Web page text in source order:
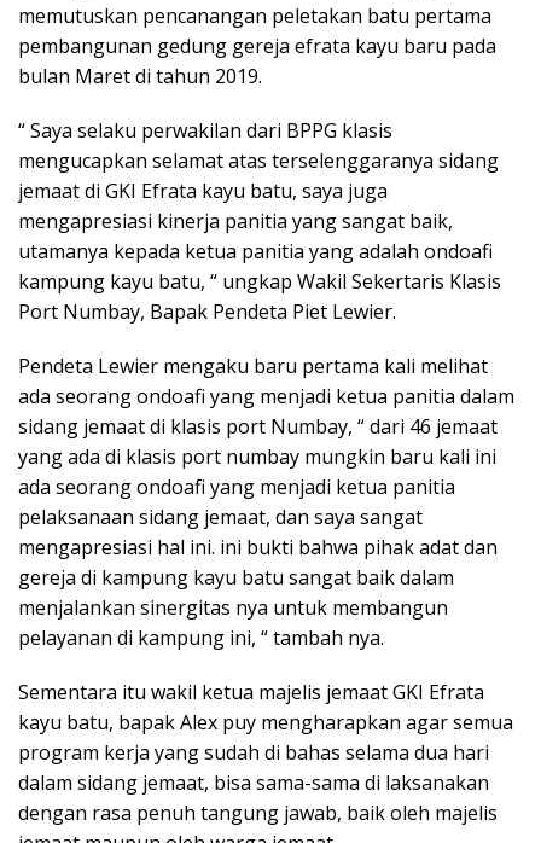
memutuskan pencanangan peletakan batu pertama
pembangunan gedung gereja efrata kayu baru pada
bulan Maret di tahun 2019.
“ Saya selaku perwakilan dari BPPG klasis
mengucapkan selamat atas terselenggaranya sidang
jemaat di GKI Efrata kayu batu, saya juga
mengapresiasi kinerja panitia yang sangat baik,
utamanya kepada ketua panitia yang adalah ondoafi
kampung kayu batu, “ ungkap Wakil Sekertaris Klasis
Port Numbay, Bapak Pendeta Piet Lewier.
Pendeta Lewier mengaku baru pertama kali melihat
ada seorang ondoafi yang menjadi ketua panitia dalam
sidang jemaat di klasis port Numbay, “ dari 46 jemaat
yang ada di klasis port numbay mungkin baru kali ini
ada seorang ondoafi yang menjadi ketua panitia
pelaksanaan sidang jemaat, dan saya sangat
mengapresiasi hal ini. ini bukti bahwa pihak adat dan
gereja di kampung kayu batu sangat baik dalam
menjalankan sinergitas nya untuk membangun
pelayanan di kampung ini, “ tambah nya.
Sementara itu wakil ketua majelis jemaat GKI Efrata
kayu batu, bapak Alex puy mengharapkan agar semua
program kerja yang sudah di bahas selama dua hari
dalam sidang jemaat, bisa sama-sama di laksanakan
dengan rasa penuh tangung jawab, baik oleh majelis